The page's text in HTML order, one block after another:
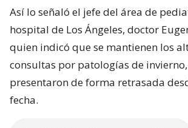
Así lo señaló el jefe del área de
hospital de Los Ángeles, doctor
quien indicó que se mantienen los
consultas por patologías de
presentaron de forma retrasada
fecha.